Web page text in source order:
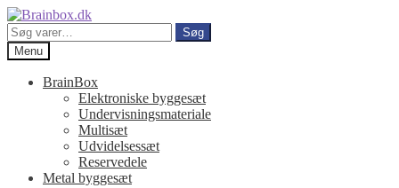
Spring
til
navigation
Spring
til
indhold
Søg
efter:
Søg
Menu
BrainBox
Elektroniske byggesæt
Undervisningsmateriale
Multisæt
Udvidelsessæt
Reservedele
Metal byggesæt